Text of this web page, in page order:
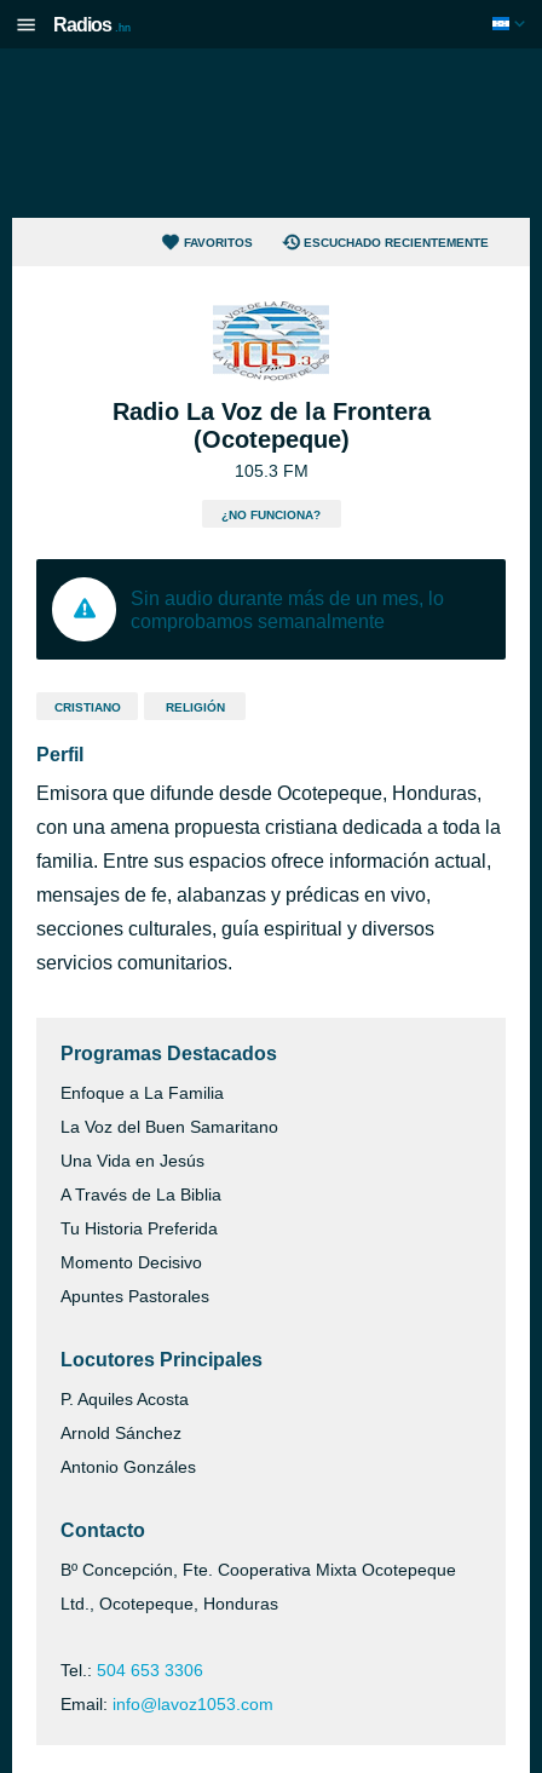
Radios .hn
FAVORITOS ESCUCHADO RECIENTEMENTE
Radio La Voz de la Frontera
(Ocotepeque)
105.3 FM
¿NO FUNCIONA?
Sin audio durante más de un mes, lo
comprobamos semanalmente
CRISTIANO RELIGIÓN
Perfil
Emisora que difunde desde Ocotepeque, Honduras,
con una amena propuesta cristiana dedicada a toda la
familia. Entre sus espacios ofrece información actual,
mensajes de fe, alabanzas y prédicas en vivo,
secciones culturales, guía espiritual y diversos
servicios comunitarios.
Programas Destacados
Enfoque a La Familia
La Voz del Buen Samaritano
Una Vida en Jesús
A Través de La Biblia
Tu Historia Preferida
Momento Decisivo
Apuntes Pastorales
Locutores Principales
P. Aquiles Acosta
Arnold Sánchez
Antonio Gonzáles
Contacto
Bº Concepción, Fte. Cooperativa Mixta Ocotepeque
Ltd., Ocotepeque, Honduras
Tel.: 504 653 3306
Email: info@lavoz1053.com